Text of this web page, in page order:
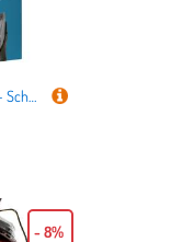
Schermaschine WAHL® Arco Pro - Schermaschine inkl. Scherkopf
- 8%